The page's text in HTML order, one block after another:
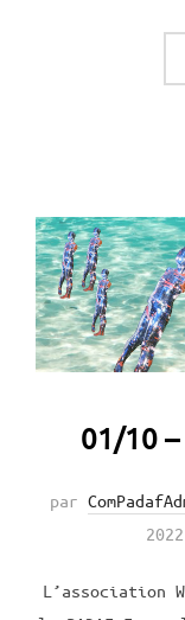
01/10 –
par
2022
L’association